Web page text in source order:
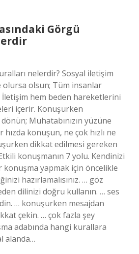
Görgü
nelerdir? Sosyal iletişim
olursa olsun; Tüm insanlar
İletişim hem beden hareketlerini
içerir. Konuşurken
Muhatabınızın yüzüne
hızda konuşun, ne çok hızlı ne
dikkat edilmesi gereken
konuşmanın 7 yolu. Kendinizi
konuşma yapmak için öncelikle
hazırlamalısınız. … göz
dilinizi doğru kullanın. … ses
… konuşurken mesajdan
çekin. … çok fazla şey
adabında hangi kurallara
alanda…